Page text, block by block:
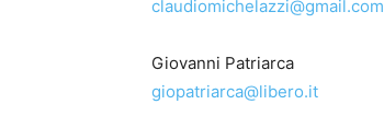
claudiomichelazzi@gmail.com
Giovanni Patriarca
giopatriarca@libero.it